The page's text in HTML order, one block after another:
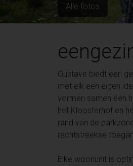
Alle fotos
Gustave biedt een
met elk een eigen
vormen samen één
het Kloosterhof en
rand van de
rechtstreekse
Elke woonunit is